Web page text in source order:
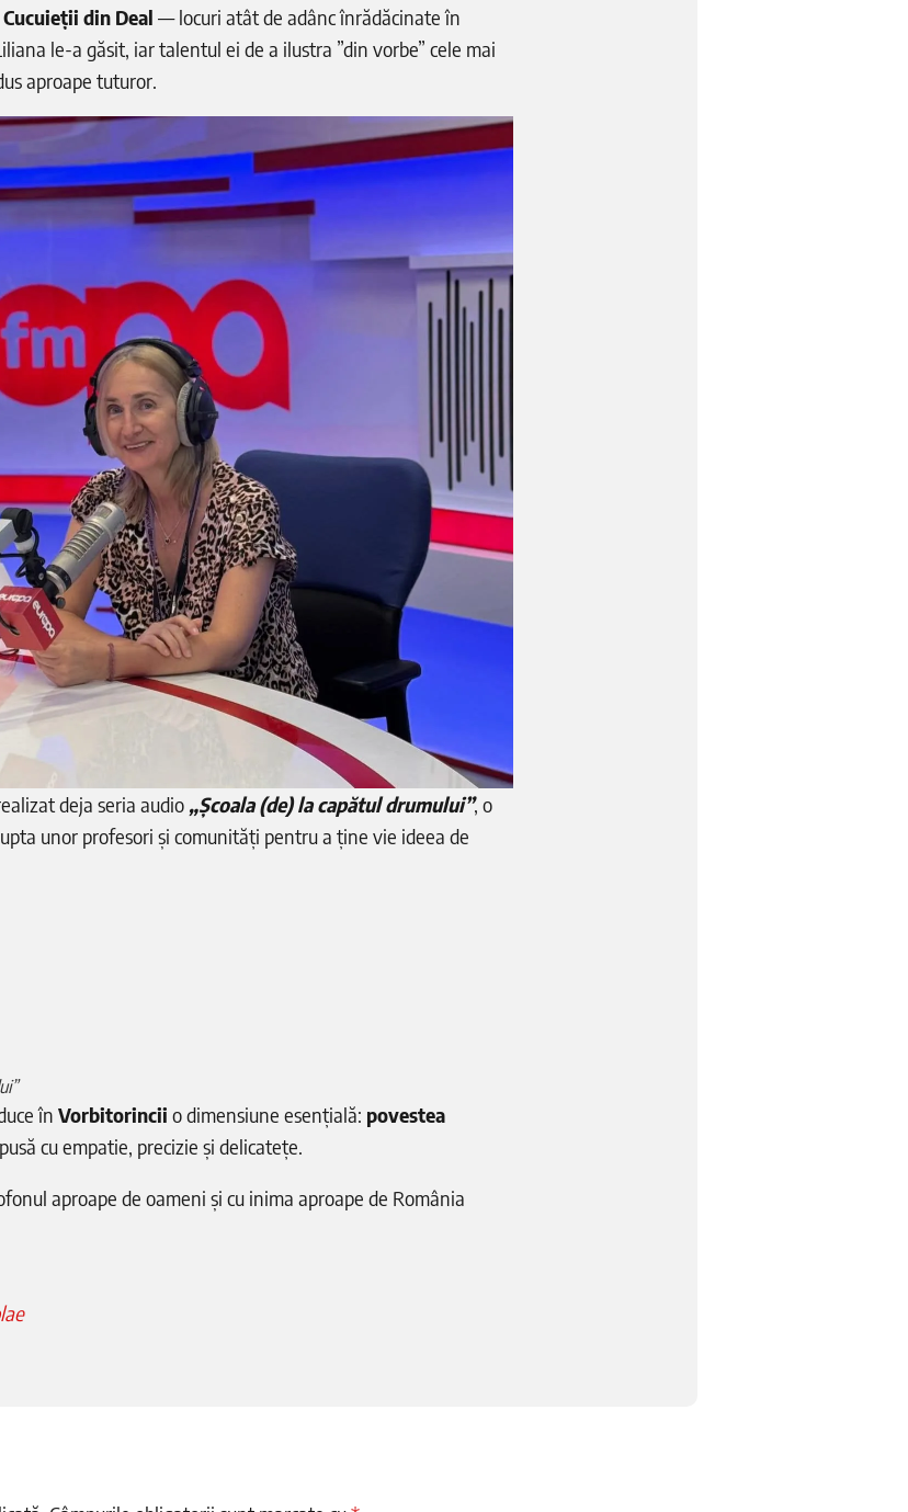
Cucuieții din Deal — locuri atât de adânc înrădăcinate în
le-a găsit, iar talentul ei de a ilustra ”din vorbe” cele mai
aproape tuturor.
deja seria audio „Școala (de) la capătul drumului”, o
unor profesori și comunități pentru a ține vie ideea de
în Vorbitorincii o dimensiune esențială: povestea
cu empatie, precizie și delicatețe.
aproape de oameni și cu inima aproape de România